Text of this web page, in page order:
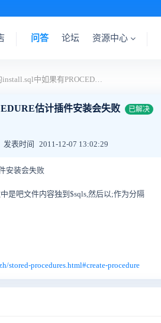
问答 论坛 资源中心
插件的install.sql中如果有PROCEDURE估计插件安装会失败
估计插件安装会失败 已解决
发表时间 2011-12-07 13:02:29
安装会失败
是吧文件内容独到$sqls,然后以;作为分隔
stored-procedures.html#create-procedure